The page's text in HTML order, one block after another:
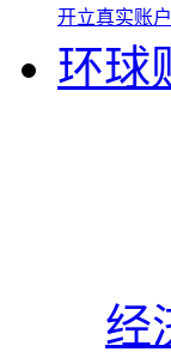
开立真实账户
环球
经